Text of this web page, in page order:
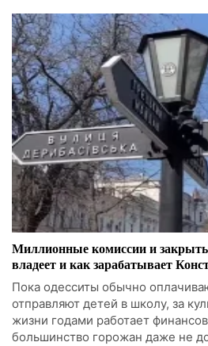
Миллионные комиссии и
владеет и как зарабатывает
Пока одесситы обычно
отправляют детей в школу, за
жизни годами работает
большинство горожан даже не